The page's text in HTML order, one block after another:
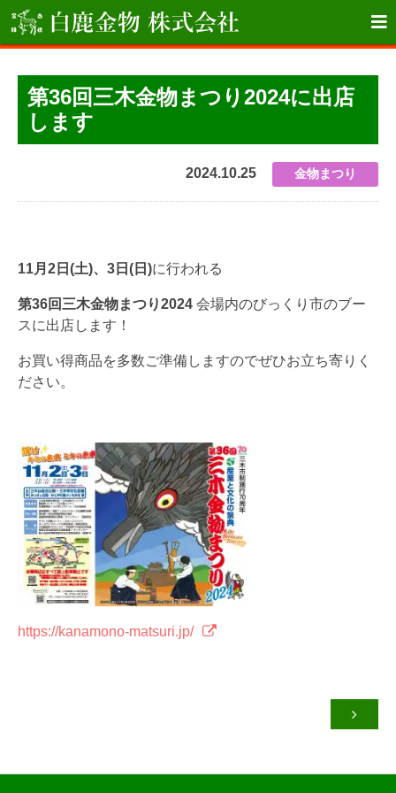

第36回三木金物まつり2024に出店
します
2024.10.25 金物まつり
11月2日(土)、3日(日)に行われる
第36回三木金物まつり2024 会場内のびっくり市のブー
スに出店します！
お買い得商品を多数ご準備しますのでぜひお立ち寄りく
ださい。
https://kanamono-matsuri.jp/
